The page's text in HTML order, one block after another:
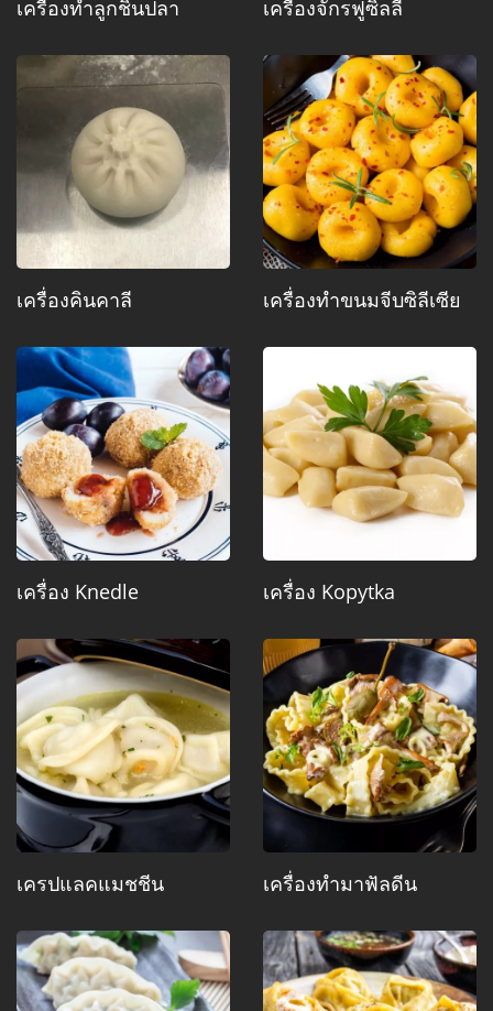
เครื่องทำลูกชิ้นปลา เครื่องจักรฟูซิลลี่
เครื่องคินคาลี เครื่องทำขนมจีบซิลีเซีย
เครื่อง Knedle เครื่อง Kopytka
เครปแลคแมชชีน เครื่องทำมาฟัลดีน